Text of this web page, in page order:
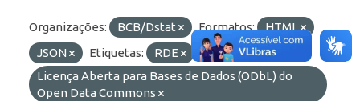
Organizações: BCB/Dstat Formatos:
HTML
JSON
Etiquetas: RDE
Licenças:
Licença Aberta para Bases de Dados (ODbL) do
Open Data Commons